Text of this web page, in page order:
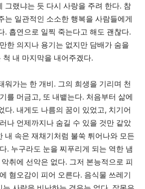
그랬냐는 듯 다시 사랑을 주려 한다. 참
는 일관적인 소소한 행복을 사람들에게
. 흡연으로 일찍 죽는다고 해도 괜찮다.
한 의지나 용기는 없지만 담배가 숨을
내 마지막을 내어주겠다.
워가는 한 개비. 그의 희생을 기리며 천
를 머금고, 또 내뱉는다. 처음부터 삶에
다. 내게도 나름의 꿈이 있었고, 치기어
나 언제까지나 숨길 수 있을 것만 같았
내 속은 재채기처럼 불쑥 튀어나와 모든
. 누구라도 눈을 찌푸리게 되는 역한 냄
취에 선악은 없다. 그저 본능적으로 피
혐오감이 피어 오른다. 음식물 쓰레기